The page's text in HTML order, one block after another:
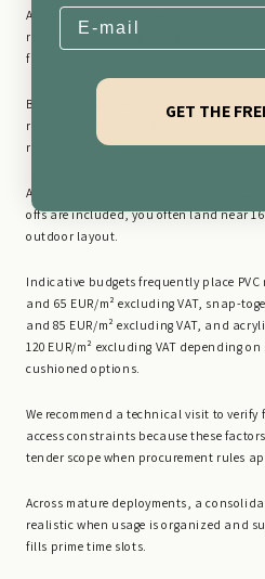
Across mature deployments, a
realistic when usage is organized and
fills prime time slots.
Beyond 200 delivered projects in varied
residual moisture under modular tiles,
roll installs, and localized concrete
A regulation playing rectangle is
offs are included, you often land near
outdoor layout.
Indicative budgets frequently place PVC
and 65 EUR/m² excluding VAT, snap-
and 85 EUR/m² excluding VAT, and
120 EUR/m² excluding VAT depending
cushioned options.
We recommend a technical visit to
access constraints because these
tender scope when procurement rules
Across mature deployments, a
realistic when usage is organized and
fills prime time slots.
Email
GET THE